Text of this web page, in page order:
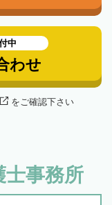
中
わせ
をご確認下さい
士事務所